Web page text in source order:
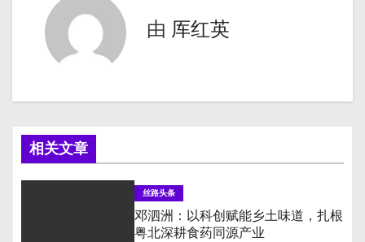
航
由 厍红英
相关文章
丝路头条
邓泗洲：以科创赋能乡土味道，扎根
粤北深耕食药同源产业